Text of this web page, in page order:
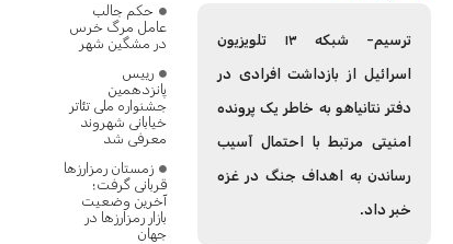
ترسیم- شبکه ۱۳ تلویزیون
اسرائیل از بازداشت افرادی در
دفتر نتانیاهو به خاطر یک پرونده
امنیتی مرتبط با احتمال آسیب
رساندن به اهداف جنگ در غزه
خبر داد.
حکم جالب
عامل مرگ خرس
در مشگین‌ شهر
رییس
پانزدهمین
جشنواره ملی تئاتر
خیابانی شهروند
معرفی شد
زمستان رمزارزها
قربانی گرفت؛
آخرین وضعیت
بازار رمزارزها در
جهان